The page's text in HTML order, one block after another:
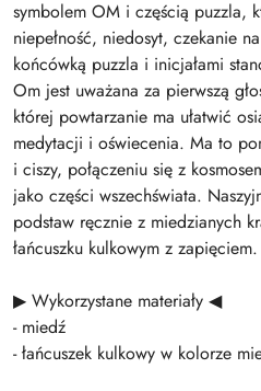
symbolem OM i częścią puzzla,
niepełność, niedosyt, czekanie
końcówką puzzla i inicjałami
Om jest uważana za pierwszą
której powtarzanie ma ułatwić
medytacji i oświecenia. Ma to
i ciszy, połączeniu się z
jako części wszechświata.
podstaw ręcznie z miedzianych
łańcuszku kulkowym z zapięciem.
▶ Wykorzystane materiały ◀
- miedź
- łańcuszek kulkowy w kolorze